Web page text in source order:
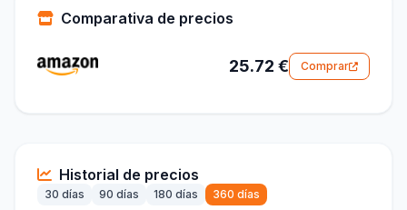
Comparativa de precios
25.72 € Comprar
Historial de precios
30 días 90 días 180 días 360 días